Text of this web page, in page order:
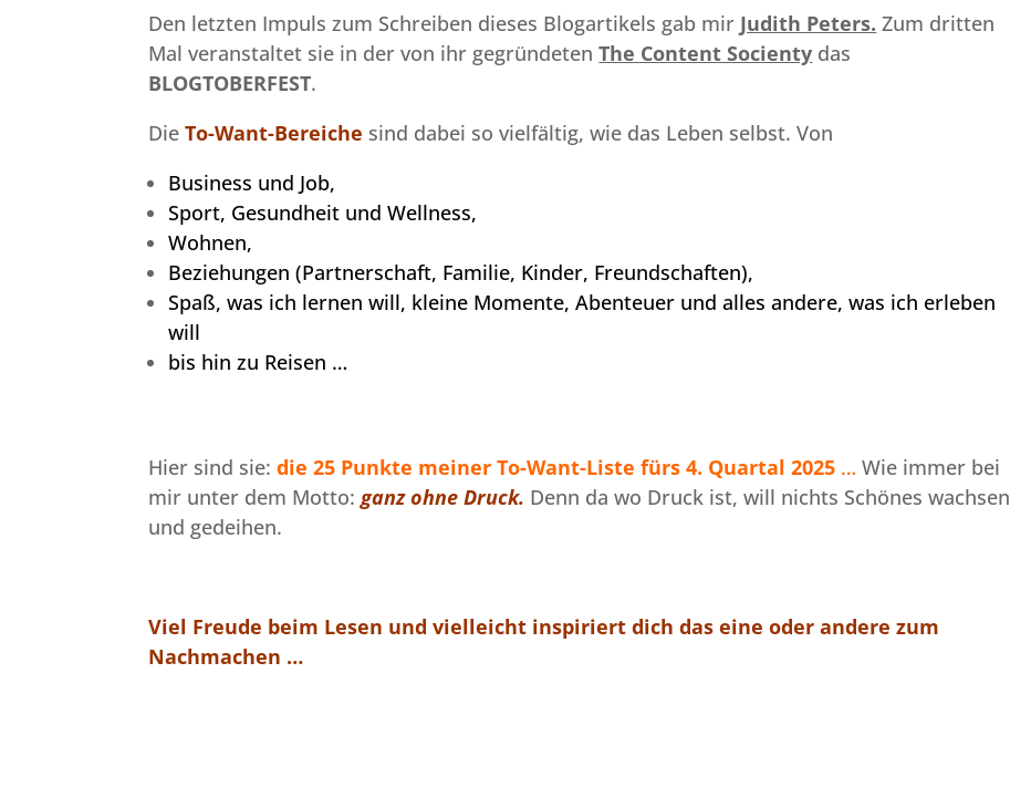
Den letzten Impuls zum Schreiben dieses Blogartikels gab mir Judith Peters. Zum dritten
Mal veranstaltet sie in der von ihr gegründetenThe Content Socienty das
BLOGTOBERFEST.
DieTo-Want-Bereiche sind dabei so vielfältig, wie das Leben selbst. Von
Business und Job,
Sport, Gesundheit und Wellness,
Wohnen,
Beziehungen (Partnerschaft, Familie, Kinder, Freundschaften),
Spaß, was ich lernen will, kleine Momente, Abenteuer und alles andere, was ich erleben
will
bis hin zu Reisen …
Hier sind sie:die 25 Punkte meiner To-Want-Liste fürs 4. Quartal 2025 … Wie immer bei
mir unter dem Motto:ganz ohne Druck. Denn da wo Druck ist, will nichts Schönes wachsen
und gedeihen.
Viel Freude beim Lesen und vielleicht inspiriert dich das eine oder andere zum
Nachmachen …